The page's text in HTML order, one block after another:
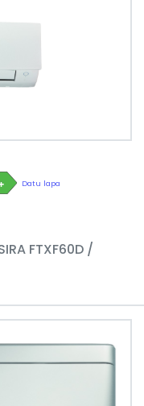
Datu lapa
FTXF60D /